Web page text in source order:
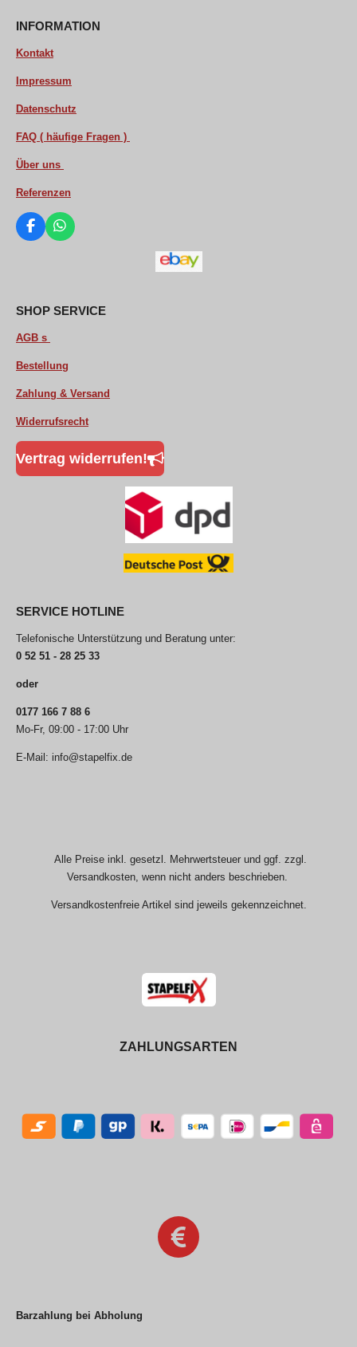
INFORMATION
Kontakt
Impressum
Datenschutz
FAQ ( häufige Fragen )
Über uns
Referenzen
F
a
o
W
h
p
SHOP SERVICE
AGB s
Bestellung
Zahlung & Versand
Widerrufsrecht
Vertrag widerrufen!
SERVICE HOTLINE
Telefonische Unterstützung und Beratung unter:
0 52 51 - 28 25 33
oder
0177 166 7 88 6
Mo-Fr, 09:00 - 17:00 Uhr
E-Mail: info@stapelfix.de
Alle Preise inkl. gesetzl. Mehrwertsteuer und ggf. zzgl.
Versandkosten, wenn nicht anders beschrieben.
Versandkostenfreie Artikel sind jeweils gekennzeichnet.
ZAHLUNGSARTEN
Barzahlung bei Abholung